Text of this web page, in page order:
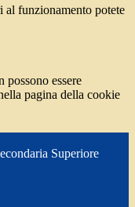
al funzionamento potete
possono essere
pagina della cookie
Superiore